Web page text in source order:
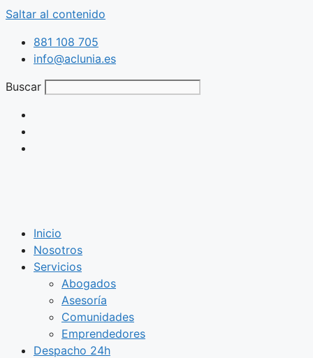
Saltar al contenido
881 108 705
info@aclunia.es
Buscar
Inicio
Nosotros
Servicios
Abogados
Asesoría
Comunidades
Emprendedores
Despacho 24h